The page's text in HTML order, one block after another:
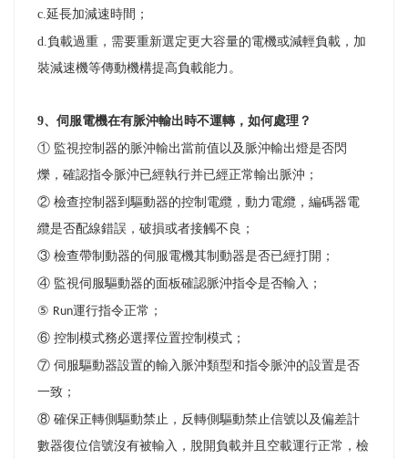
c.延長加減速時間 ；
d.負載過重，需要重新選定更大容量的電機或減輕負載，加
裝減速機等傳動機構提高負載能力。
9、伺服電機在有脈沖輸出時不運轉，如何處理 ？
① 監視控制器的脈沖輸出當前值以及脈沖輸出燈是否閃
爍，確認指令脈沖已經執行并已經正常輸出脈沖 ；
② 檢查控制器到驅動器的控制電纜，動力電纜，編碼器電
纜是否配線錯誤，破損或者接觸不良 ；
③ 檢查帶制動器的伺服電機其制動器是否已經打開 ；
④ 監視伺服驅動器的面板確認脈沖指令是否輸入 ；
⑤ Run運行指令正常 ；
⑥ 控制模式務必選擇位置控制模式 ；
⑦ 伺服驅動器設置的輸入脈沖類型和指令脈沖的設置是否
一致 ；
⑧ 確保正轉側驅動禁止，反轉側驅動禁止信號以及偏差計
數器復位信號沒有被輸入，脫開負載并且空載運行正常，檢